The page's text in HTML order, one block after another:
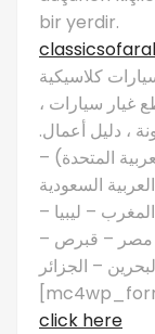
bir yerdir.
كلاسيكية
غيار سيارات ،
، دليل أعمال.
المتحدة) –
السعودية
– ليبيا –
– مصر – قبرص –
– الجزائر
click here